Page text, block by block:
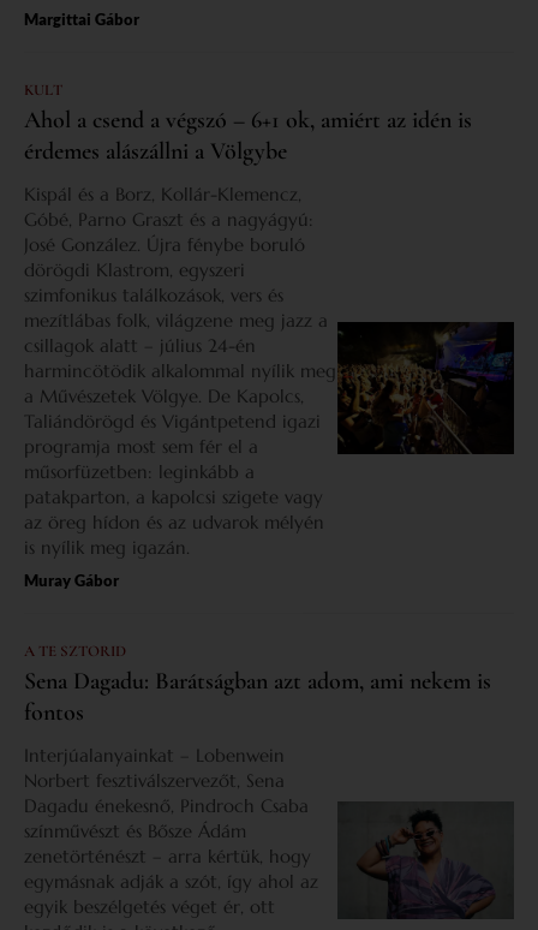
Margittai Gábor
KULT
Ahol a csend a végszó – 6+1 ok, amiért az idén is
érdemes alászállni a Völgybe
Kispál és a Borz, Kollár-Klemencz,
Góbé, Parno Graszt és a nagyágyú:
José González. Újra fénybe boruló
dörögdi Klastrom, egyszeri
szimfonikus találkozások, vers és
mezítlábas folk, világzene meg jazz a
csillagok alatt – július 24-én
harmincötödik alkalommal nyílik meg
a Művészetek Völgye. De Kapolcs,
Taliándörögd és Vigántpetend igazi
programja most sem fér el a
műsorfüzetben: leginkább a
patakparton, a kapolcsi szigete vagy
az öreg hídon és az udvarok mélyén
is nyílik meg igazán.
Muray Gábor
A TE SZTORID
Sena Dagadu: Barátságban azt adom, ami nekem is
fontos
Interjúalanyainkat – Lobenwein
Norbert fesztiválszervezőt, Sena
Dagadu énekesnő, Pindroch Csaba
színművészt és Bősze Ádám
zenetörténészt – arra kértük, hogy
egymásnak adják a szót, így ahol az
egyik beszélgetés véget ér, ott